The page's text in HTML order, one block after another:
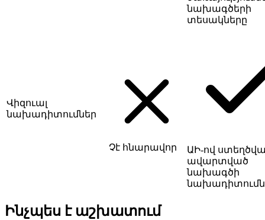
նախագծերի
տեսակները
Վիզուալ
նախադիտումներ
Չէ հնարավոր
ԱԻ-ով
ավարտված
նախագծի
Ինչպես է աշխատում